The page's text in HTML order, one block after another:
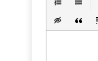
Вставка